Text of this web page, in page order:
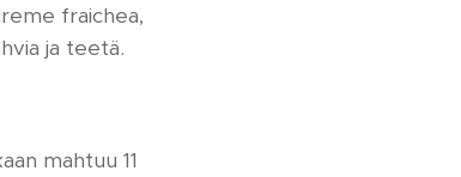
fraichea,
ja teetä.
mahtuu 11